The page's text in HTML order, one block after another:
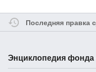
Последняя правка
Энциклопедия фонда